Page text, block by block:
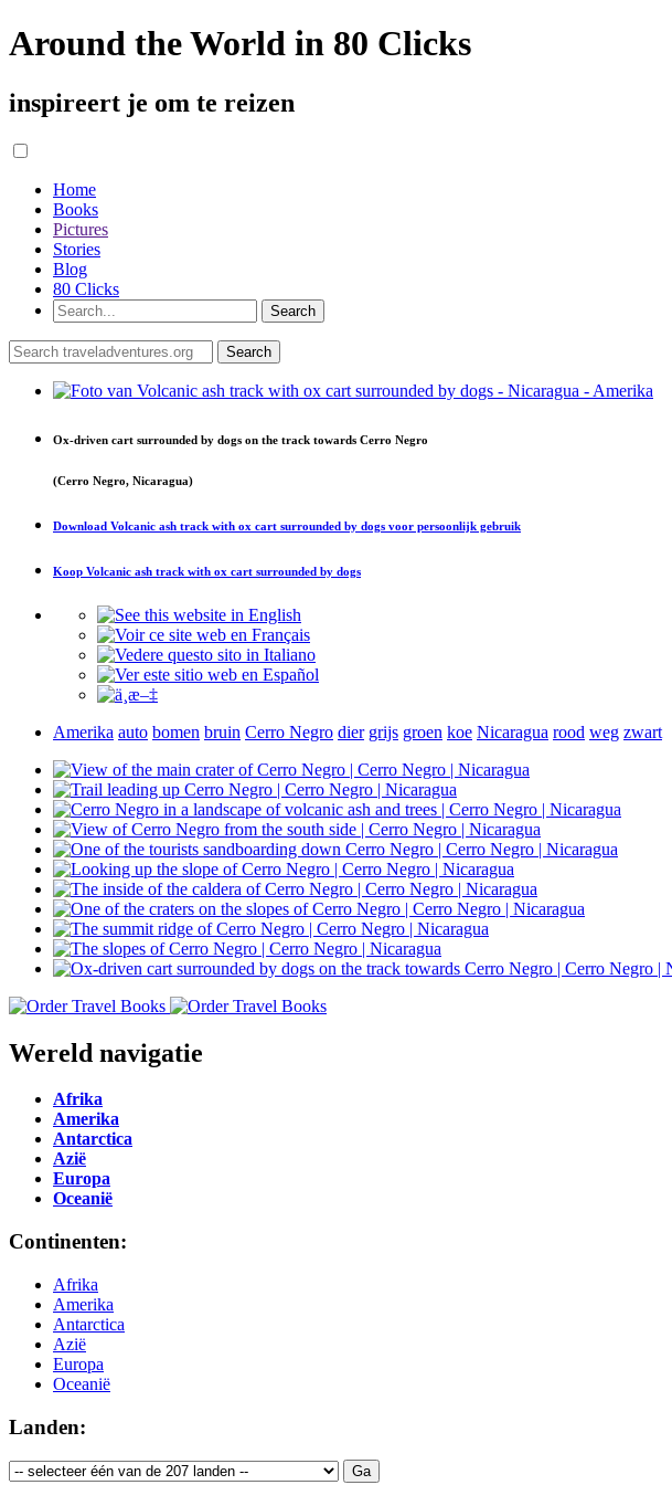
Around the World in 80 Clicks
inspireert je om te reizen
Home
Books
Pictures
Stories
Blog
80 Clicks
Ox-driven cart surrounded by dogs on the track towards Cerro Negro
(Cerro Negro, Nicaragua)
Download Volcanic ash track with ox cart surrounded by dogs voor persoonlijk gebruik
Koop Volcanic ash track with ox cart surrounded by dogs
Amerika auto bomen bruin Cerro Negro dier grijs groen koe Nicaragua rood weg zwart
Wereld navigatie
Afrika
Amerika
Antarctica
Azië
Europa
Oceanië
Continenten:
Afrika
Amerika
Antarctica
Azië
Europa
Oceanië
Landen: